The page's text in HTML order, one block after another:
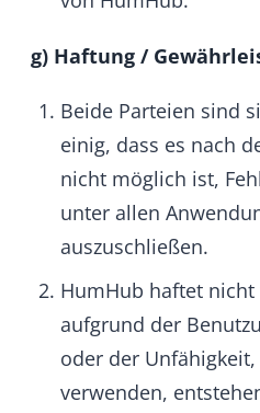
Für die von HumHub
kann neben der AGPL Lizenz
Commercial License
Die Vertragsbedingungen
zugänglichen HumHub
entnommen werden.
b) Vertragsschluss
Bestellung des Kunden auf
durch HumHub zustande.
Vor der Bestellung muss der